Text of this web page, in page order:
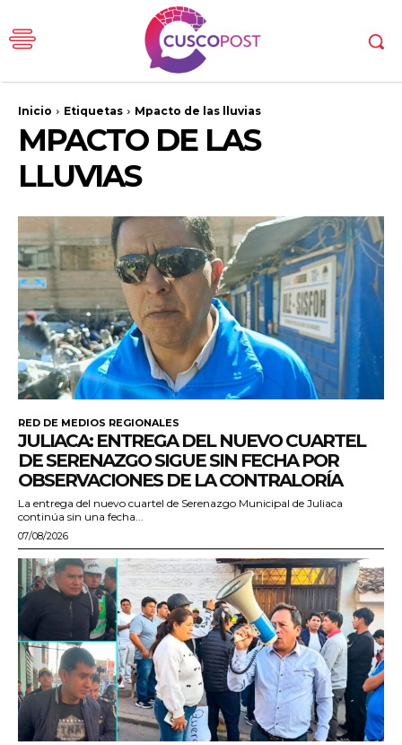
Inicio Etiquetas Mpacto de las lluvias
MPACTO DE LAS
LLUVIAS
RED DE MEDIOS REGIONALES
JULIACA: ENTREGA DEL NUEVO CUARTEL
DE SERENAZGO SIGUE SIN FECHA POR
OBSERVACIONES DE LA CONTRALORÍA
La entrega del nuevo cuartel de Serenazgo Municipal de Juliaca
continúa sin una fecha...
07/08/2026